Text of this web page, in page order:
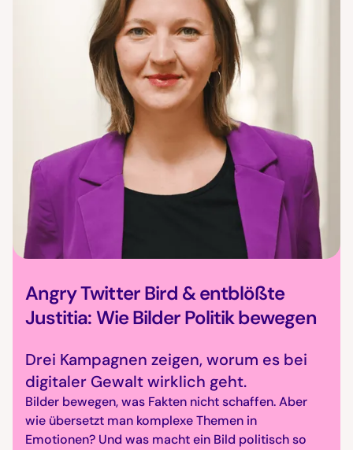
Angry Twitter Bird & entblößte
Justitia: Wie Bilder Politik bewegen
Drei Kampagnen zeigen, worum es bei
digitaler Gewalt wirklich geht.
Bilder bewegen, was Fakten nicht schaffen. Aber
wie übersetzt man komplexe Themen in
Emotionen? Und was macht ein Bild politisch so